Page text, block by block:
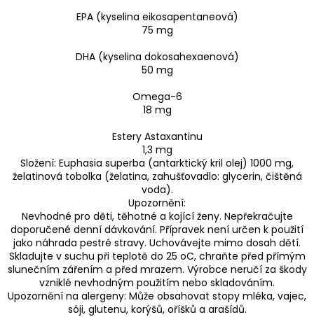
EPA (kyselina eikosapentaneová)
75 mg
DHA (kyselina dokosahexaenová)
50 mg
Omega-6
18 mg
Estery Astaxantinu
1,3 mg
Složení: Euphasia superba (antarktický kril olej) 1000 mg,
želatinová tobolka (želatina, zahušťovadlo: glycerin, čištěná
voda).
Upozornění:
Nevhodné pro děti, těhotné a kojící ženy. Nepřekračujte
doporučené denní dávkování. Přípravek není určen k použití
jako náhrada pestré stravy. Uchovávejte mimo dosah dětí.
Skladujte v suchu při teplotě do 25 oC, chraňte před přímým
slunečním zářením a před mrazem. Výrobce neručí za škody
vzniklé nevhodným použitím nebo skladováním.
Upozornění na alergeny: Může obsahovat stopy mléka, vajec,
sóji, glutenu, korýšů, oříšků a arašídů.